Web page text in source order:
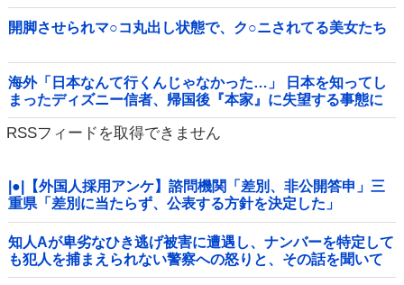
開脚させられマ○コ丸出し状態で、ク○ニされてる美女たち
海外「日本なんて行くんじゃなかった…」 日本を知ってし
まったディズニー信者、帰国後『本家』に失望する事態に
RSSフィードを取得できません
|●|【外国人採用アンケ】諮問機関「差別、非公開答申」三
重県「差別に当たらず、公表する方針を決定した」
知人Aが卑劣なひき逃げ被害に遭遇し、ナンバーを特定して
も犯人を捕まえられない警察への怒りと、その話を聞いて
「逃げた方が得じゃん」と言い放ったBの神経がわからん